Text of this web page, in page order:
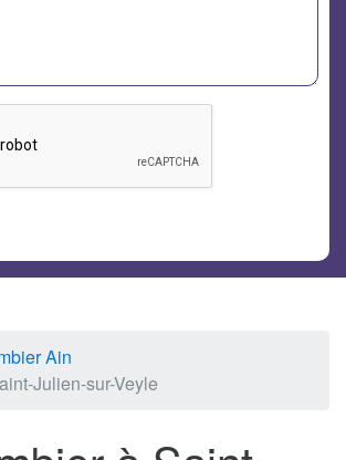
Ain
Julien-sur-Veyle